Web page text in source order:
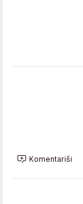
Komentariši